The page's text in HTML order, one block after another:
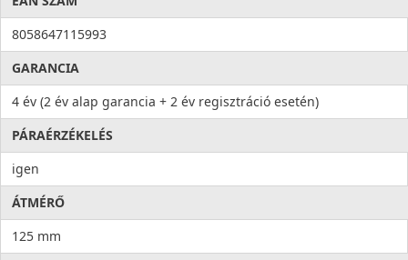
8058647115993
GARANCIA
4 év (2 év alap garancia + 2 év regisztráció esetén)
PÁRAÉRZÉKELÉS
igen
ÁTMÉRŐ
125 mm